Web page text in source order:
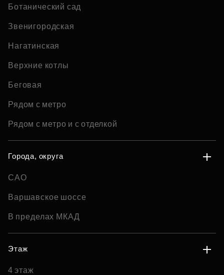
Ботанический сад
Звенигородская
Нагатинская
Верхние котлы
Беговая
Рядом с метро
Рядом с метро и с отделкой
Города, округа
САО
Варшавское шоссе
В пределах МКАД
Этаж
4 этаж